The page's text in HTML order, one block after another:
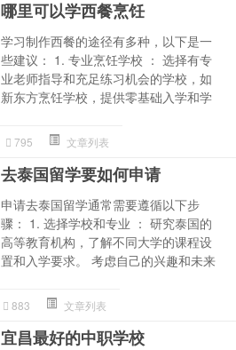
哪里可以学西餐烹饪
学习制作西餐的途径有多种，以下是一
些建议： 1. 专业烹饪学校 ： 选择有专
业老师指导和充足练习机会的学校，如
新东方烹饪学校，提供零基础入学和学
795 文章列表
去泰国留学要如何申请
申请去泰国留学通常需要遵循以下步
骤： 1. 选择学校和专业 ： 研究泰国的
高等教育机构，了解不同大学的课程设
置和入学要求。 考虑自己的兴趣和未来
883 文章列表
宜昌最好的中职学校